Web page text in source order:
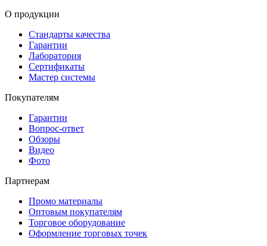
О продукции
Стандарты качества
Гарантии
Лаборатория
Сертификаты
Мастер системы
Покупателям
Гарантии
Вопрос-ответ
Обзоры
Видео
Фото
Партнерам
Промо материалы
Оптовым покупателям
Торговое оборудование
Оформление торговых точек